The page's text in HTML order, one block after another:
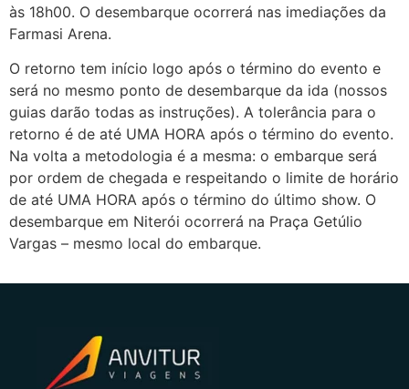
às 18h00. O desembarque ocorrerá nas imediações da
Farmasi Arena.
O retorno tem início logo após o término do evento e
será no mesmo ponto de desembarque da ida (nossos
guias darão todas as instruções). A tolerância para o
retorno é de até UMA HORA após o término do evento.
Na volta a metodologia é a mesma: o embarque será
por ordem de chegada e respeitando o limite de horário
de até UMA HORA após o término do último show. O
desembarque em Niterói ocorrerá na Praça Getúlio
Vargas – mesmo local do embarque.